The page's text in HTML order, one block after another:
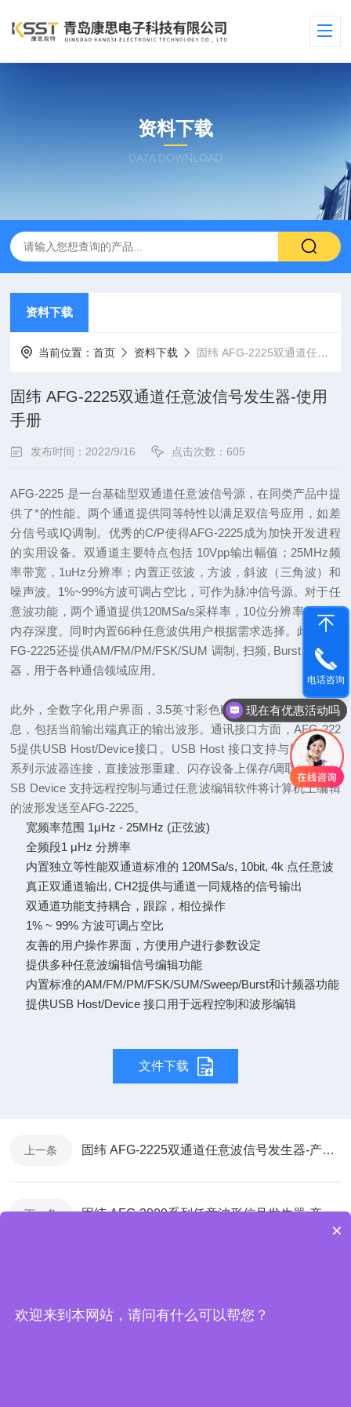
资料下载
DATA DOWNLOAD
资料下载
当前位置：首页 资料下载 固纬 AFG-2225双通道任意波信号发生器-使用手册
固纬 AFG-2225双通道任意波信号发生器-使用
手册
发布时间：2022/9/16 点击次数：605
AFG-2225 是一台基础型双通道任意波信号源，在同类产品中提
供了*的性能。两个通道提供同等特性以满足双信号应用，如差
分信号或IQ调制。优秀的C/P使得AFG-2225成为加快开发进程
的实用设备。双通道主要特点包括 10Vpp输出幅值；25MHz频
率带宽，1uHz分辨率；内置正弦波，方波，斜波（三角波）和
噪声波。1%~99%方波可调占空比，可作为脉冲信号源。对于任
意波功能，两个通道提供120MSa/s采样率，10位分辨率，4k点
内存深度。同时内置66种任意波供用户根据需求选择。此外，A
FG-2225还提供AM/FM/PM/FSK/SUM 调制, 扫频, Burst 和计频
器，用于各种通信领域应用。
此外，全数字化用户界面，3.5英寸彩色LCD可显示所有操作信
息，包括当前输出端真正的输出波形。通讯接口方面，AFG-222
5提供USB Host/Device接口。USB Host 接口支持与固纬GDS
系列示波器连接，直接波形重建、闪存设备上保存/调取数据；U
SB Device 支持远程控制与通过任意波编辑软件将计算机上编辑
的波形发送至AFG-2225。
宽频率范围 1μHz - 25MHz (正弦波)
全频段1 μHz 分辨率
内置独立等性能双通道标准的 120MSa/s, 10bit, 4k 点任意波
真正双通道输出, CH2提供与通道一同规格的信号输出
双通道功能支持耦合，跟踪，相位操作
1% ~ 99% 方波可调占空比
友善的用户操作界面，方便用户进行参数设定
提供多种任意波编辑信号编辑功能
内置标准的AM/FM/PM/FSK/SUM/Sweep/Burst和计频器功能
提供USB Host/Device 接口用于远程控制和波形编辑
文件下载
上一条 固纬 AFG-2225双通道任意波信号发生器-产品折页
下一条 固纬 AFG-2000系列任意波形信号发生器-产品折页
电话咨询
现在有优惠活动吗
×
欢迎来到本网站，请问有什么可以帮您？